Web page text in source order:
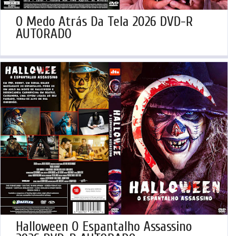
O Medo Atrás Da Tela 2026 DVD-R
AUTORADO
Halloween O Espantalho Assassino